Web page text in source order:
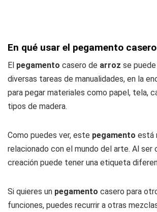
En qué usar el pegamento
El pegamento casero de arroz se
diversas tareas de manualidades, en la
para pegar materiales como papel, tela,
tipos de madera.
Como puedes ver, este pegamento está
relacionado con el mundo del arte. Al ser
creación puede tener una etiqueta
Si quieres un pegamento casero para
funciones, puedes recurrir a otras